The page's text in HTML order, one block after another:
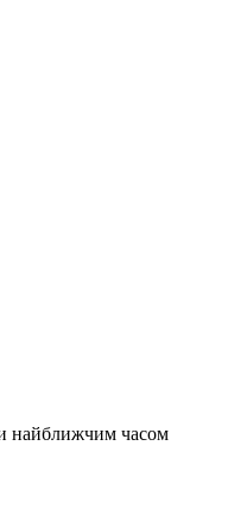
найближчим часом